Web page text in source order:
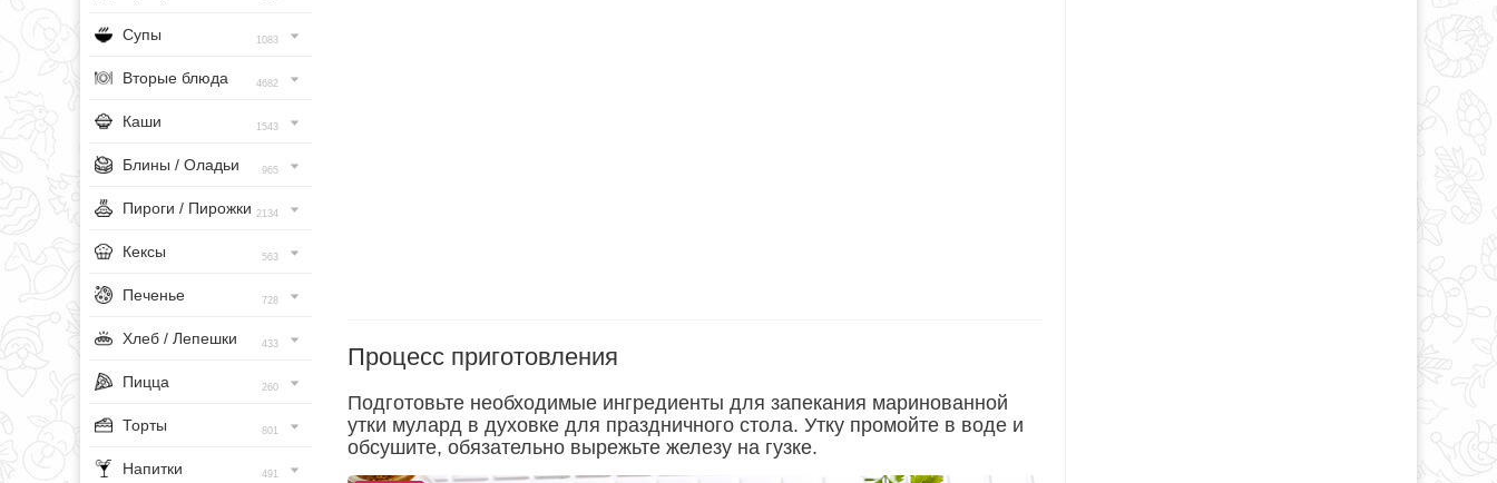
Супы 1083
Вторые блюда 4682
Каши 1543
Блины / Оладьи 965
Пироги / Пирожки 2134
Кексы 563
Печенье 728
Хлеб / Лепешки 433
Пицца 260
Торты 801
Напитки 491
Процесс приготовления
Подготовьте необходимые ингредиенты для запекания маринованной
утки мулард в духовке для праздничного стола. Утку промойте в воде и
обсушите, обязательно вырежьте железу на гузке.